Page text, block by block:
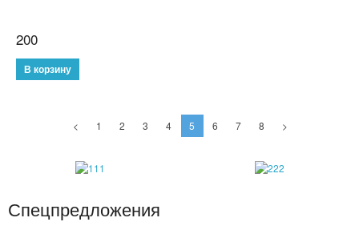
НАУШНИКИ
ТВ ПРИСТАВКИ
200
< 1 2 3 4 5 6 7 8 >
Спецпредложения